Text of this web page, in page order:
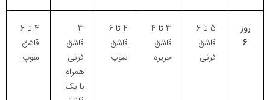
روز
6
5 تا 6
قاشق
فرنی
3 تا 4
قاشق
حریره
4 تا 6
قاشق
سوپ
3
قاشق
فرنی
همراه
با یک
4 تا 6
قاشق
سوپ